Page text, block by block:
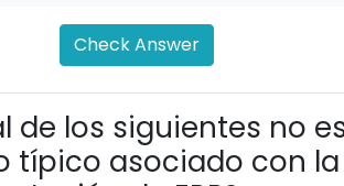
Check Answer
de los siguientes no
típico asociado con la